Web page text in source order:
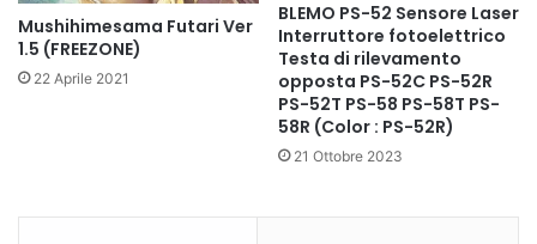
Mushihimesama Futari Ver
1.5 (FREEZONE)
22 Aprile 2021
BLEMO PS-52 Sensore Laser
Interruttore fotoelettrico
Testa di rilevamento
opposta PS-52C PS-52R
PS-52T PS-58 PS-58T PS-
58R (Color : PS-52R)
21 Ottobre 2023